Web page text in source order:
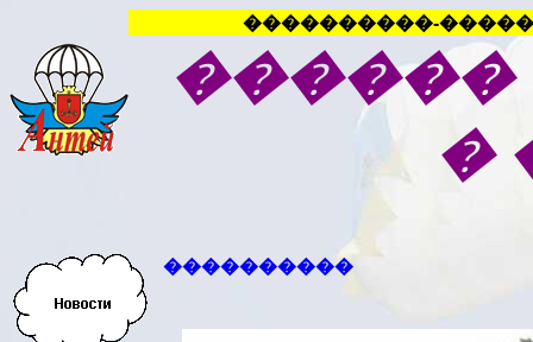
����������-
������
�
����������